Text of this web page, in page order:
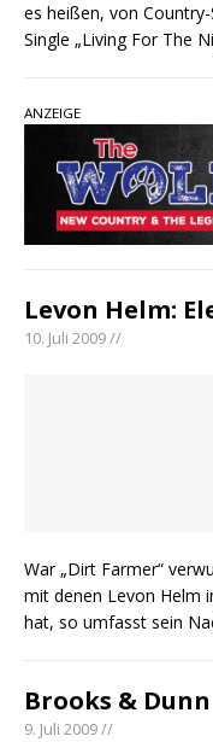
es heißen, von
Single „Living For The
ANZEIGE
Levon Helm:
10. Juli 2009 //
War „Dirt Farmer“
mit denen Levon Helm
hat, so umfasst sein
Brooks & Dunn
9. Juli 2009 //